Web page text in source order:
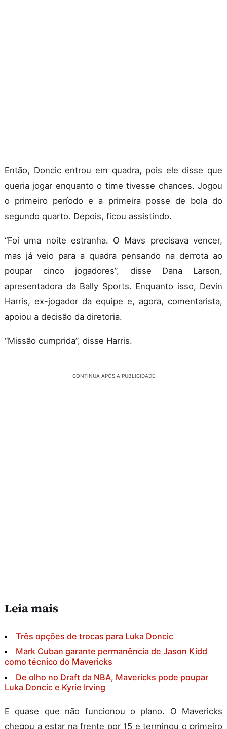
Então, Doncic entrou em quadra, pois ele disse que
queria jogar enquanto o time tivesse chances. Jogou
o primeiro período e a primeira posse de bola do
segundo quarto. Depois, ficou assistindo.
“Foi uma noite estranha. O Mavs precisava vencer,
mas já veio para a quadra pensando na derrota ao
poupar cinco jogadores”, disse Dana Larson,
apresentadora da Bally Sports. Enquanto isso, Devin
Harris, ex-jogador da equipe e, agora, comentarista,
apoiou a decisão da diretoria.
“Missão cumprida”, disse Harris.
CONTINUA APÓS A PUBLICIDADE
Leia mais
Três opções de trocas para Luka Doncic
Mark Cuban garante permanência de Jason Kidd
como técnico do Mavericks
De olho no Draft da NBA, Mavericks pode poupar
Luka Doncic e Kyrie Irving
E quase que não funcionou o plano. O Mavericks
chegou a estar na frente por 15 e terminou o primeiro